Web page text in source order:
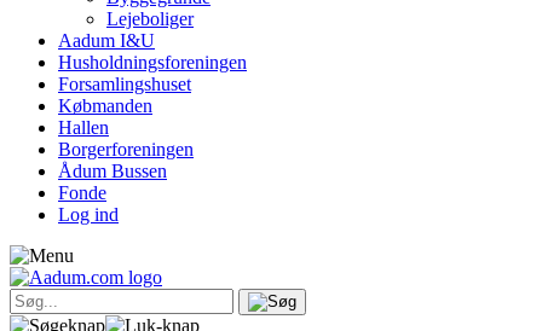
Lejeboliger
Aadum I&U
Husholdningsforeningen
Forsamlingshuset
Købmanden
Hallen
Borgerforeningen
Ådum Bussen
Fonde
Log ind